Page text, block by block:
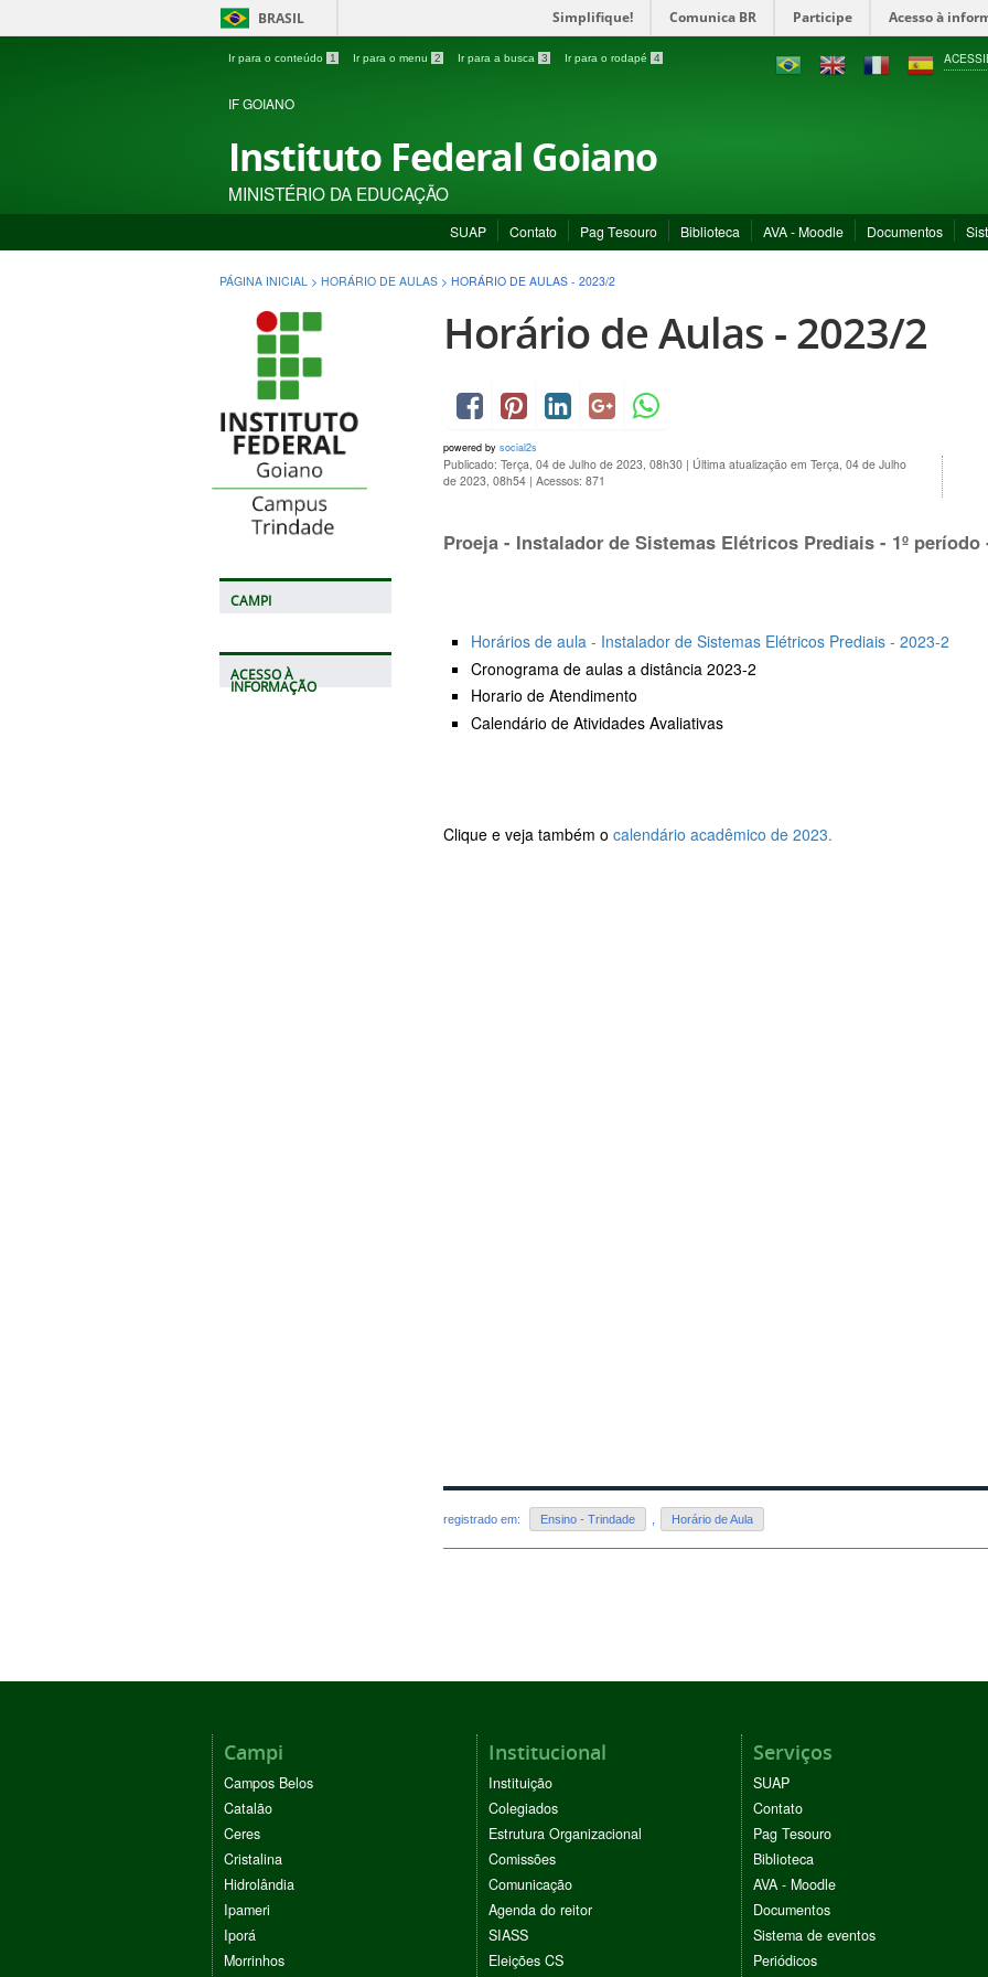
BRASIL Simplifique! Comunica BR Participe Acesso à
Ir para o conteúdo 1 Ir para o menu 2 Ir para a busca 3 Ir para o rodapé 4
IF GOIANO
Instituto Federal Goiano
MINISTÉRIO DA EDUCAÇÃO
SUAP Contato Pag Tesouro Biblioteca AVA - Moodle Documentos
PÁGINA INICIAL > HORÁRIO DE AULAS > HORÁRIO DE AULAS - 2023/2
CAMPI
ACESSO À
INFORMAÇÃO
Horário de Aulas - 2023/2
powered by social2s
Publicado: Terça, 04 de Julho de 2023, 08h30 | Última atualização em Terça, 04 de Julho
de 2023, 08h54 | Acessos: 871
Proeja - Instalador de Sistemas Elétricos Prediais - 1º período
Horários de aula - Instalador de Sistemas Elétricos Prediais - 2023-2
Cronograma de aulas a distância 2023-2
Horario de Atendimento
Calendário de Atividades Avaliativas
Clique e veja também o calendário acadêmico de 2023.
registrado em: Ensino - Trindade Horário de Aula
Campi
Campos Belos
Catalão
Ceres
Cristalina
Hidrolândia
Ipameri
Iporá
Morrinhos
Institucional
Instituição
Colegiados
Estrutura Organizacional
Comissões
Comunicação
Agenda do reitor
SIASS
Eleições CS
Serviços
SUAP
Contato
Pag Tesouro
Biblioteca
AVA - Moodle
Documentos
Sistema de eventos
Periódicos